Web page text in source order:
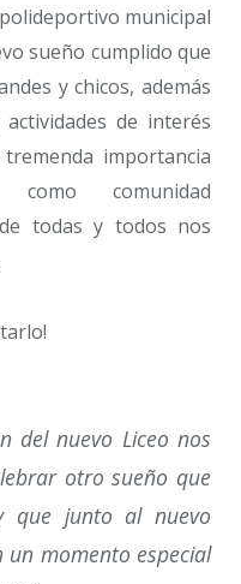
municipal
sueño cumplido que
y chicos, además
de interés
importancia
comunidad
todas y todos nos
del nuevo Liceo nos
otro sueño que
que junto al nuevo
momento especial